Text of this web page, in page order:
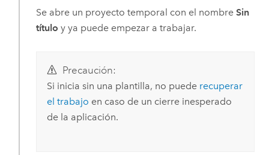
Se abre un proyecto temporal con el nombre Sin
título y ya puede empezar a trabajar.
Precaución:
Si inicia sin una plantilla, no puede recuperar
el trabajo en caso de un cierre inesperado
de la aplicación.